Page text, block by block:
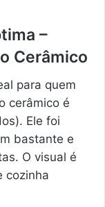
–
Cerâmico
para quem
cerâmico é
Ele foi
bastante e
O visual é
cozinha